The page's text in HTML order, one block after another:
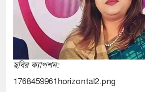
ছবির ক্যাপশন:
1768459961horizontal2.png